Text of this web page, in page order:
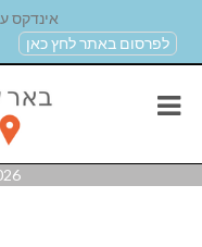
אינדקס
לפרסום באתר לחץ כאן